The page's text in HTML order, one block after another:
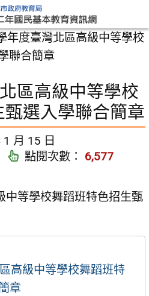
年度臺灣北區高級中等學校
聯合簡章
區高級中等學校
選入學聯合簡章
月 15 日
點閱次數： 6,577
中等學校舞蹈班特色招生甄
高級中等學校舞蹈班特
章